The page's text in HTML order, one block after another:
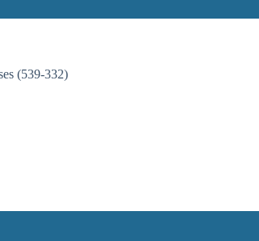
(539-332)